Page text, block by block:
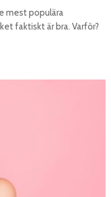
mest populära
faktiskt är bra. Varför?